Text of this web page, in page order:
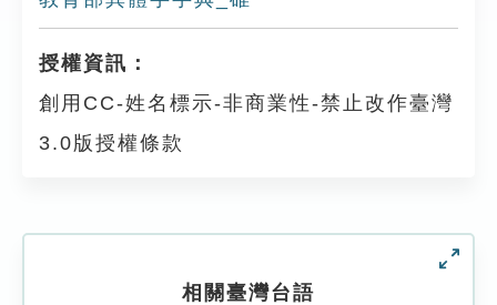
授權資訊：
創用CC-姓名標示-非商業性-禁止改作臺灣
3.0版授權條款
相關臺灣台語